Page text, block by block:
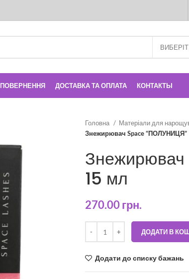
ПОВЕРНЕННЯ ДОСТАВКА ТА ОПЛАТА КОНТАКТЫ
Головна
Матеріали для
Знежирювач Space “ПОЛУНИЦЯ”
15 мл
270.00грн.
ДОДАТИ В
Додати до списку бажань